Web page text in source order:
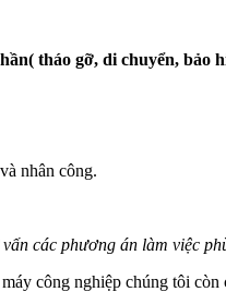
tháo gỡ, di chuyển, bảo
nhân công.
các phương án làm việc
công nghiệp chúng tôi còn